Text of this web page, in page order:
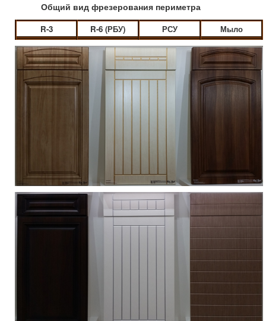
Общий вид фрезерования периметра
R-3 R-6 (РБУ) РСУ Мыло